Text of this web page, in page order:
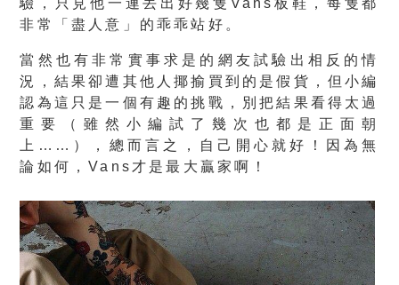
驗，只見他一連丟出好幾隻Vans板鞋，每隻都
非常「盡人意」的乖乖站好。
當然也有非常實事求是的網友試驗出相反的情
況，結果卻遭其他人揶揄買到的是假貨，但小編
認為這只是一個有趣的挑戰，別把結果看得太過
重要
（雖然小編試了幾次也都是正面朝
上……）
，總而言之，自己開心就好！因為無
論如何，Vans才是最大贏家啊！